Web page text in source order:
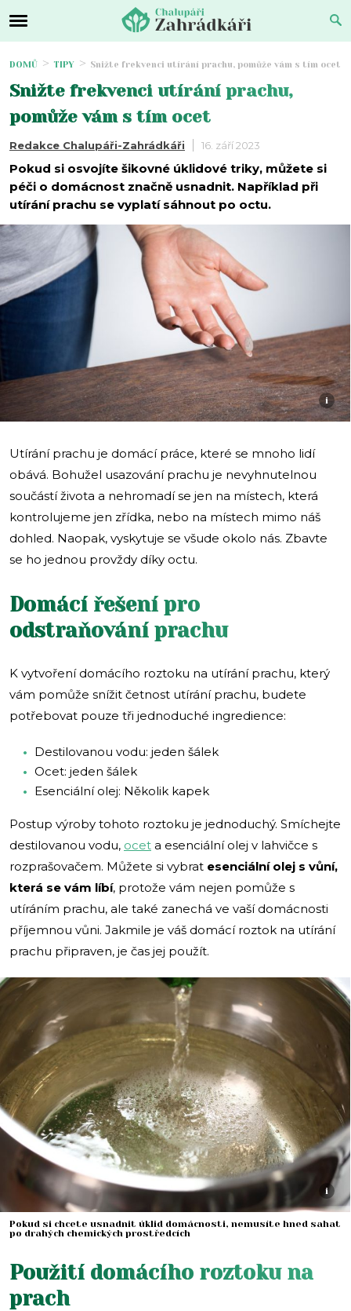
DOMŮ TIPY Snižte frekvenci utírání prachu, pomůže vám s tím ocet
Snižte frekvenci utírání prachu,
pomůže vám s tím ocet
Redakce Chalupáři-Zahrádkáři 16. září 2023
Pokud si osvojíte šikovné úklidové triky, můžete si
péči o domácnost značně usnadnit. Například při
utírání prachu se vyplatí sáhnout po octu.
i
Utírání prachu je domácí práce, které se mnoho lidí
obává. Bohužel usazování prachu je nevyhnutelnou
součástí života a nehromadí se jen na místech, která
kontrolujeme jen zřídka, nebo na místech mimo náš
dohled. Naopak, vyskytuje se všude okolo nás. Zbavte
se ho jednou provždy díky octu.
Domácí řešení pro
odstraňování prachu
K vytvoření domácího roztoku na utírání prachu, který
vám pomůže snížit četnost utírání prachu, budete
potřebovat pouze tři jednoduché ingredience:
Destilovanou vodu: jeden šálek
Ocet: jeden šálek
Esenciální olej: Několik kapek
Postup výroby tohoto roztoku je jednoduchý. Smíchejte
destilovanou vodu, ocet a esenciální olej v lahvičce s
rozprašovačem. Můžete si vybrat esenciální olej s vůní,
která se vám líbí, protože vám nejen pomůže s
utíráním prachu, ale také zanechá ve vaší domácnosti
příjemnou vůni. Jakmile je váš domácí roztok na utírání
prachu připraven, je čas jej použít.
i
Pokud si chcete usnadnit úklid domácnosti, nemusíte hned sahat
po drahých chemických prostředcích
Použití domácího roztoku na
prach